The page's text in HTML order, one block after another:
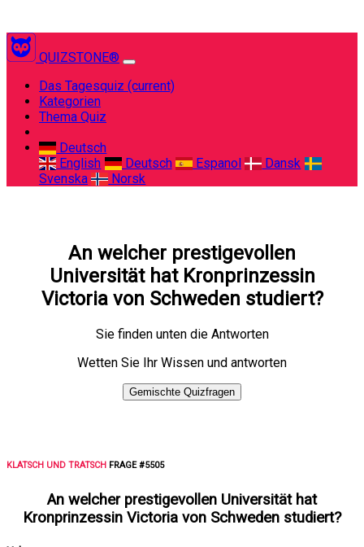
QUIZSTONE®
Das Tagesquiz (current)
Kategorien
Thema Quiz
Deutsch
English
Deutsch Espanol
Dansk
Svenska
Norsk
An welcher prestigevollen
Universität hat Kronprinzessin
Victoria von Schweden studiert?
Sie finden unten die Antworten
Wetten Sie Ihr Wissen und antworten
Gemischte Quizfragen
KLATSCH UND TRATSCH FRAGE #5505
An welcher prestigevollen Universität hat
Kronprinzessin Victoria von Schweden studiert?